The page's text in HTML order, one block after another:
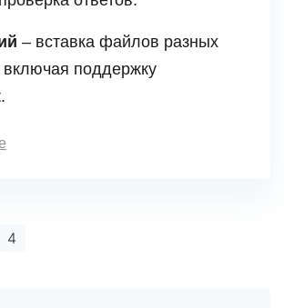
– вставка файлов разных
поддержку
4